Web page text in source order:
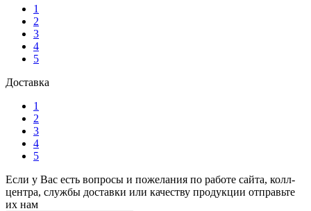
1
2
3
4
5
Доставка
1
2
3
4
5
Если у Вас есть вопросы и пожелания по работе сайта, колл-
центра, службы доставки или качеству продукции отправьте
их нам